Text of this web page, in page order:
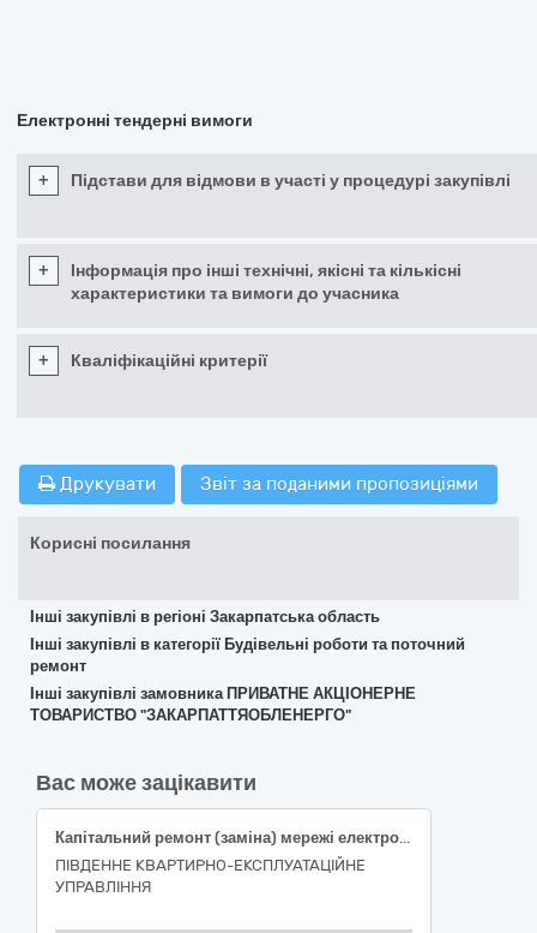
Електронні тендерні вимоги
+ Підстави для відмови в участі у процедурі закупівлі
+
Інформація про інші технічні, якісні та кількісні
характеристики та вимоги до учасника
+ Кваліфікаційні критерії
Друкувати Звіт за поданими пропозиціями
Корисні посилання
Інші закупівлі в регіоні Закарпатська область
Інші закупівлі в категорії Будівельні роботи та поточний
ремонт
Інші закупівлі замовника ПРИВАТНЕ АКЦІОНЕРНЕ
ТОВАРИСТВО "ЗАКАРПАТТЯОБЛЕНЕРГО"
Вас може зацікавити
Капітальний ремонт (заміна) мережі електропостачання, в/м №***, м. Миколаїв
ПІВДЕННЕ КВАРТИРНО-ЕКСПЛУАТАЦІЙНЕ
УПРАВЛІННЯ